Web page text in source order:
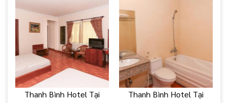
Thanh Bình Hotel Tại
Thanh Bình Hotel Tại